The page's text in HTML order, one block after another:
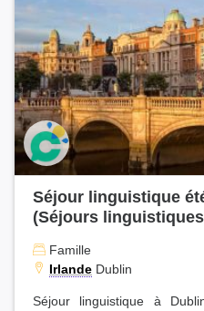
Séjour linguistique
(Séjours
Famille
Irlande Dublin
Séjour linguistique à